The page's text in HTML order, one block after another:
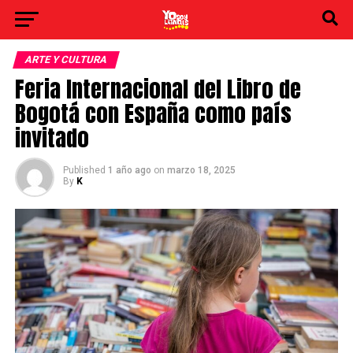
ARTE Y CULTURA
Feria Internacional del Libro de
Bogotá con España como país
invitado
Published 1 año ago on marzo 18, 2025
By K